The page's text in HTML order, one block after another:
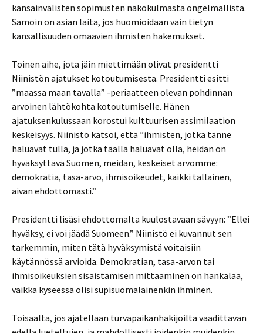
kansainvälisten sopimusten näkökulmasta ongelmallista.
Samoin on asian laita, jos huomioidaan vain tietyn
kansallisuuden omaavien ihmisten hakemukset.
Toinen aihe, jota jäin miettimään olivat presidentti
Niinistön ajatukset kotoutumisesta. Presidentti esitti
”maassa maan tavalla” -periaatteen olevan pohdinnan
arvoinen lähtökohta kotoutumiselle. Hänen
ajatuksenkulussaan korostui kulttuurisen assimilaation
keskeisyys. Niinistö katsoi, että ”ihmisten, jotka tänne
haluavat tulla, ja jotka täällä haluavat olla, heidän on
hyväksyttävä Suomen, meidän, keskeiset arvomme:
demokratia, tasa-arvo, ihmisoikeudet, kaikki tällainen,
aivan ehdottomasti.”
Presidentti lisäsi ehdottomalta kuulostavaan sävyyn: ”Ellei
hyväksy, ei voi jäädä Suomeen.” Niinistö ei kuvannut sen
tarkemmin, miten tätä hyväksymistä voitaisiin
käytännössä arvioida. Demokratian, tasa-arvon tai
ihmisoikeuksien sisäistämisen mittaaminen on hankalaa,
vaikka kyseessä olisi supisuomalainenkin ihminen.
Toisaalta, jos ajatellaan turvapaikanhakijoilta vaadittavan